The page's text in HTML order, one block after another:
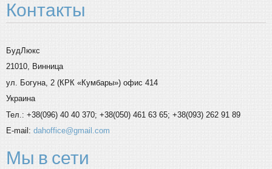
Контакты
БудЛюкс
21010, Винница
ул. Богуна, 2 (КРК «Кумбары») офис 414
Украина
Тел.: +38(096) 40 40 370; +38(050) 461 63 65; +38(093) 262 91 89
E-mail: dahoffice@gmail.com
Мы в сети